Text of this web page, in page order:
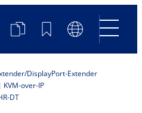
Produktvergleich
Merkliste
DisplayPort-Extender
over-IP
DT